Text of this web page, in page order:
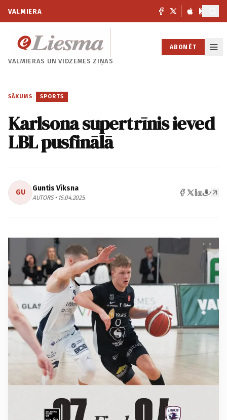
VALMIERA
VALMIERAS UNVIDZEMES ZIŅAS
ABONĒT
SĀKUMS / SPORTS
Karlsona supertrīnis ieved
LBL pusfinālā
GU Guntis Vīksna
AUTORS • 15.04.2025.